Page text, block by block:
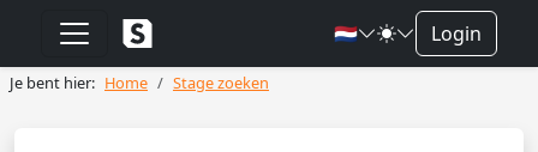
🇳🇱 Login
Je bent hier: Home Stage zoeken